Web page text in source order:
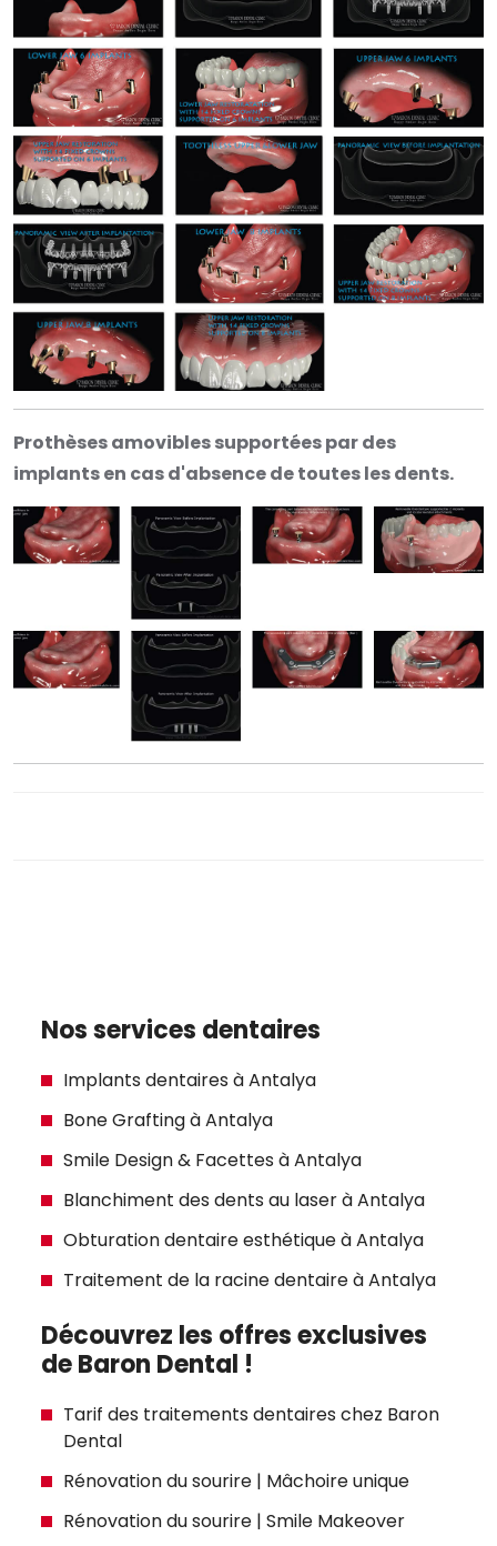
Prothèses amovibles supportées par des
implants en cas d'absence de toutes les dents.
Nos services dentaires
Implants dentaires à Antalya
Bone Grafting à Antalya
Smile Design & Facettes à Antalya
Blanchiment des dents au laser à Antalya
Obturation dentaire esthétique à Antalya
Traitement de la racine dentaire à Antalya
Découvrez les offres exclusives
de Baron Dental !
Tarif des traitements dentaires chez Baron
Dental
Rénovation du sourire | Mâchoire unique
Rénovation du sourire | Smile Makeover